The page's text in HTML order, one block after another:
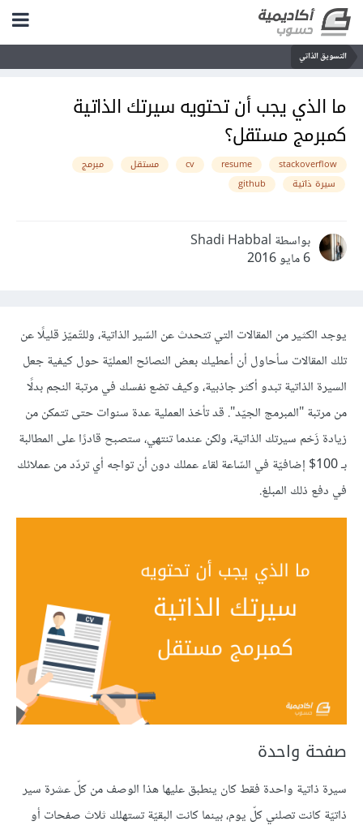
التسويق الذاتي
ما الذي يجب أن تحتويه سيرتك الذاتية
كمبرمج مستقل؟
stackoverflow
resume
cv مستقل
مبرمج
سيرة ذاتية
github
بواسطة Shadi Habbal
6 مايو 2016
يوجد الكثير من المقالات التي تتحدث عن السّير الذاتية، وللتّميّز قليلًا عن
تلك المقالات سأحاول أن أعطيك بعض النصائح العمليّة حول كيفية جعل
السيرة الذاتية تبدو أكثر جاذبية، وكيف تضع نفسك في مرتبة النجم بدلًا
من مرتبة "المبرمج الجيّد". قد تأخذ العملية عدة سنوات حتى تتمكن من
زيادة زَخم سيرتك الذاتية، ولكن عندما تنتهي، ستصبح قادرًا على المطالبة
بـ 100$ إضافيّة في السّاعة لقاء عملك دون أن تواجه أي تردّد من عملائك
في دفع ذلك المبلغ.
صفحة واحدة
سيرة ذاتية واحدة فقط كان ينطبق عليها هذا الوصف من كلّ عشرة سير
ذاتيّة كانت تصلني كلّ يوم، بينما كانت البقيّة تستهلك ثلاث صفحات أو